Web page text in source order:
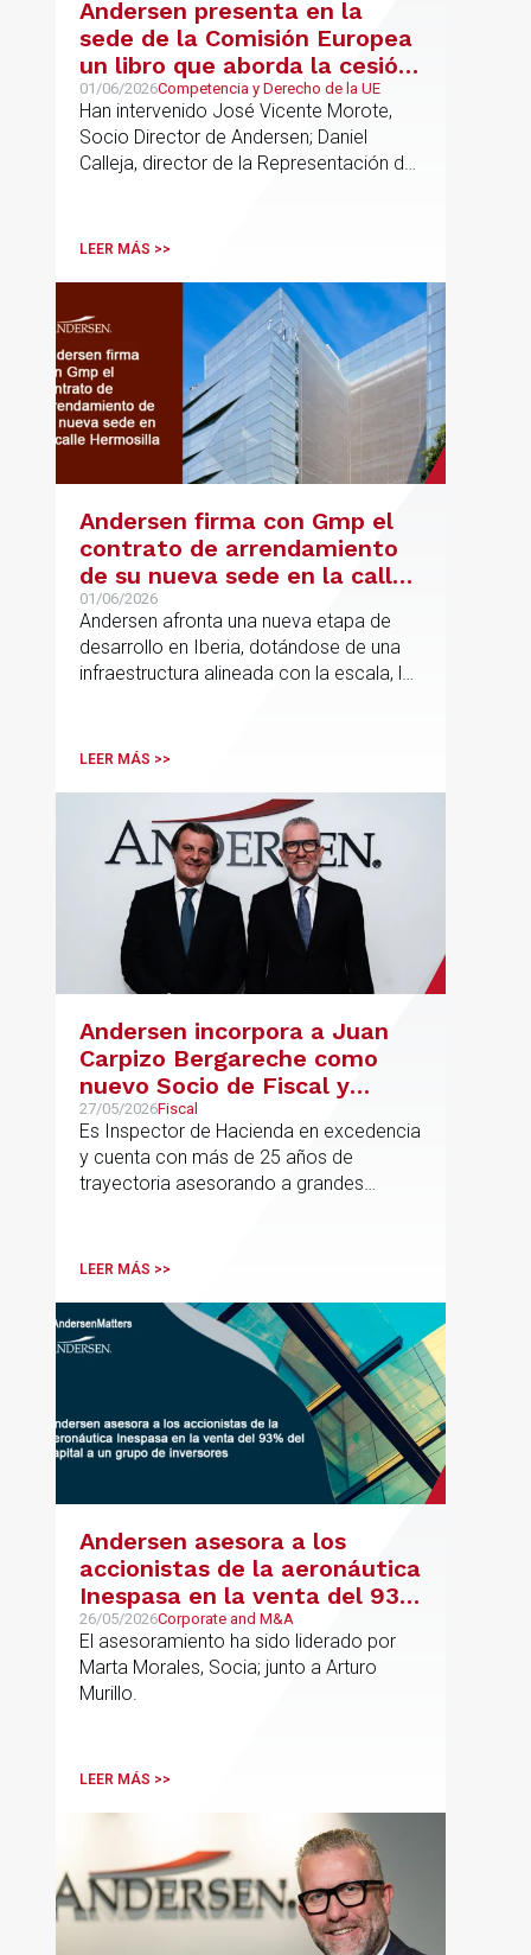
Andersen presenta en la
sede de la Comisión Europea
un libro que aborda la cesión
de soberanía y la primacía
del Derecho de la UE en las
constituciones europeas
01/06/2026Competencia y Derecho de la UE
Han intervenido José Vicente Morote,
Socio Director de Andersen; Daniel
Calleja, director de la Representación de
jurídico y académico
LEER MÁS >>
Andersen firma con Gmp el
contrato de arrendamiento
de su nueva sede en la calle
Hermosilla
01/06/2026
Andersen afronta una nueva etapa de
desarrollo en Iberia, dotándose de una
infraestructura alineada con la escala, la
LEER MÁS >>
Andersen incorpora a Juan
Carpizo Bergareche como
nuevo Socio de Fiscal y
responsable de la práctica
ibérica de Fiscalidad Local
27/05/2026Fiscal
Es Inspector de Hacienda en excedencia
y cuenta con más de 25 años de
trayectoria asesorando a grandes
principalmente en los sectores
medioambiental
LEER MÁS >>
Andersen asesora a los
accionistas de la aeronáutica
Inespasa en la venta del 93%
del capital a un grupo de
inversores
26/05/2026Corporate and M&A
El asesoramiento ha sido liderado por
Marta Morales, Socia; junto a Arturo
Murillo.
LEER MÁS >>